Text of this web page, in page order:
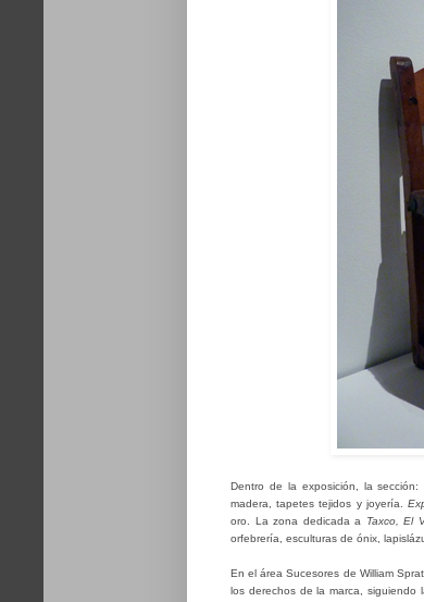
Dentro de la exposición, la sección:
madera, tapetes tejidos y joyería.
oro. La zona dedicada a
Taxco, El
orfebrería, esculturas de ónix,
En el área Sucesores de William
los derechos de la marca, siguiendo